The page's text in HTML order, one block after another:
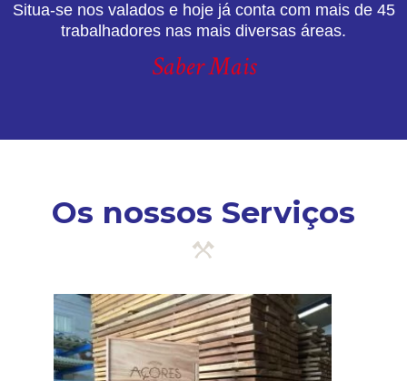
Situa-se nos valados e hoje já conta com mais de 45
trabalhadores nas mais diversas áreas.
Saber Mais
Os nossos Serviços